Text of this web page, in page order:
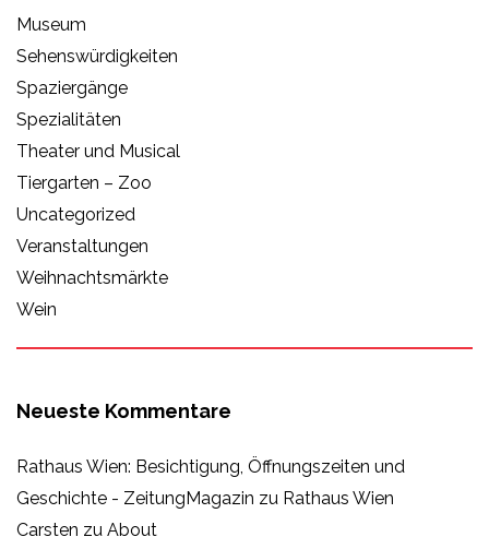
Museum
Sehenswürdigkeiten
Spaziergänge
Spezialitäten
Theater und Musical
Tiergarten – Zoo
Uncategorized
Veranstaltungen
Weihnachtsmärkte
Wein
Neueste Kommentare
Rathaus Wien: Besichtigung, Öffnungszeiten und
Geschichte - ZeitungMagazin zu Rathaus Wien
Carsten zu About